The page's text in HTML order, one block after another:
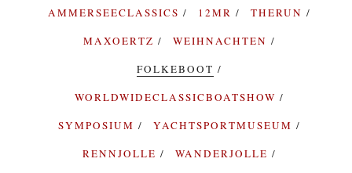
AMMERSEECLASSICS
12MR
THERUN
MAXOERTZ
WEIHNACHTEN
FOLKEBOOT
WORLDWIDECLASSICBOATSHOW
SYMPOSIUM
YACHTSPORTMUSEUM
RENNJOLLE
WANDERJOLLE